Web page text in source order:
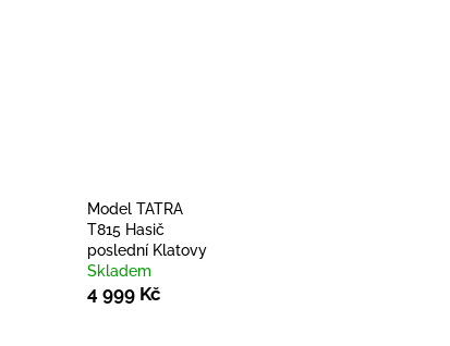
Model TATRA
T815 Hasič
poslední Klatovy
Skladem
4 999 Kč